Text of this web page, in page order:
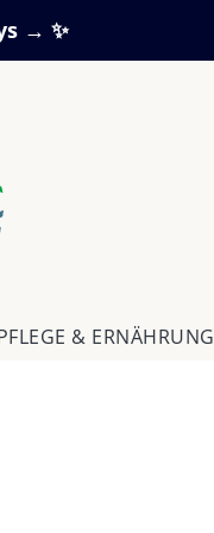
→ ✨
& ERNÄHRUNG